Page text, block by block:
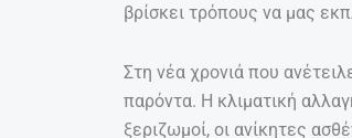
βρίσκει τρόπους να μας
Στη νέα χρονιά που
παρόντα. Η κλιματική
ξεριζωμοί, οι ανίκητες